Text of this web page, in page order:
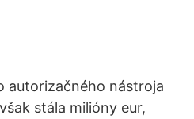
autorizačného nástroja
stála milióny eur,